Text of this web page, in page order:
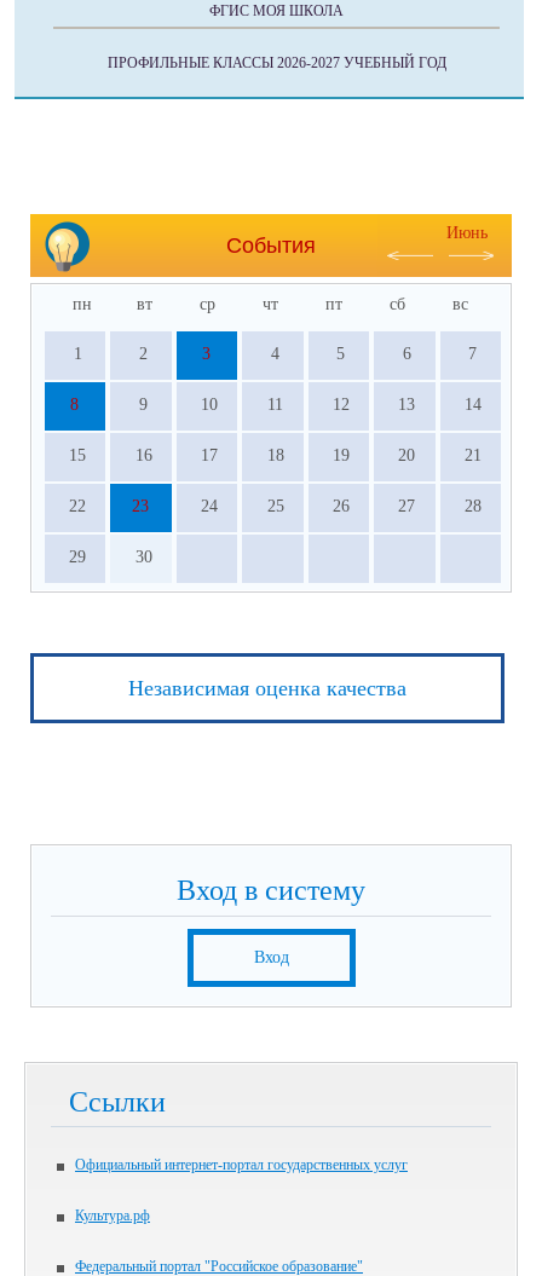
ФГИС МОЯ ШКОЛА
ПРОФИЛЬНЫЕ КЛАССЫ 2026-2027 УЧЕБНЫЙ ГОД
События
Июнь
пн вт ср чт пт сб вс
1 2 3 4 5 6 7
8 9 10 11 12 13 14
15 16 17 18 19 20 21
22 23 24 25 26 27 28
29 30
Независимая оценка качества
Вход в систему
Вход
Ссылки
Официальный интернет-портал государственных услуг
Культура.рф
Федеральный портал "Российское образование"